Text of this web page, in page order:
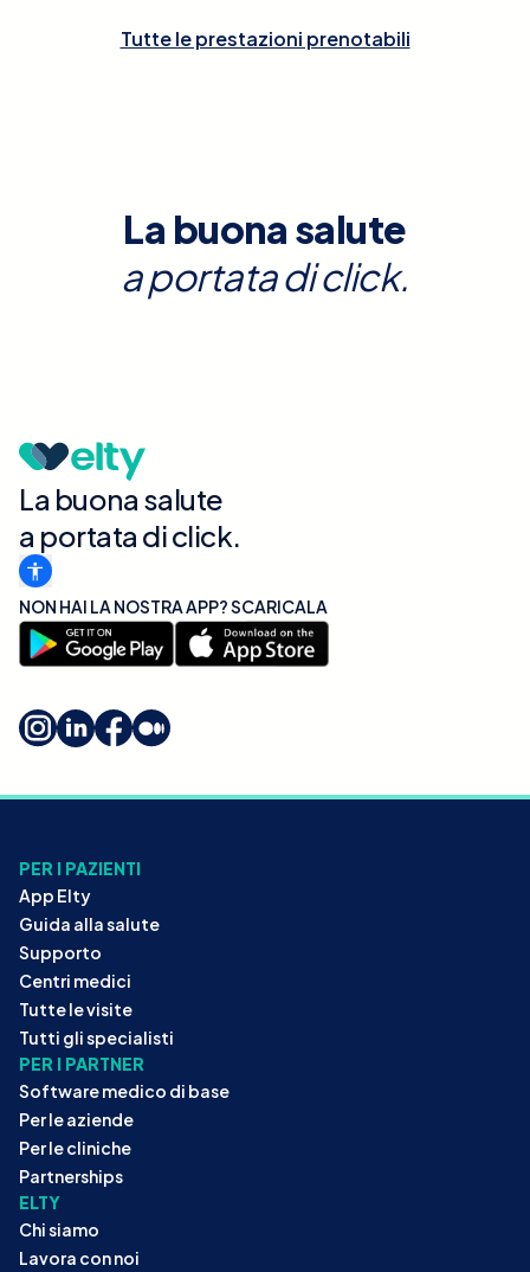
Tutte le prestazioni prenotabili
La buona salute
a portata di click.
La buona salute
a portata di click.
NON HAI LA NOSTRA APP? SCARICALA
PER I PAZIENTI
App Elty
Guida alla salute
Supporto
Centri medici
Tutte le visite
Tutti gli specialisti
PER I PARTNER
Software medico di base
Per le aziende
Per le cliniche
Partnerships
ELTY
Chi siamo
Lavora con noi